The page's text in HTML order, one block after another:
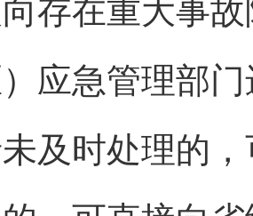
存在重大事
）应急管理部
及时处理的